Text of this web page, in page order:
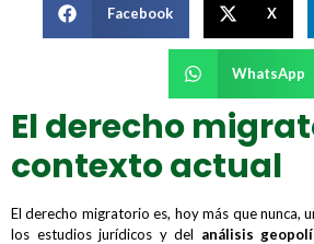
Facebook X
WhatsApp
El derecho
contexto actual
El derecho migratorio es, hoy más que nunca,
los estudios jurídicos y del análisis